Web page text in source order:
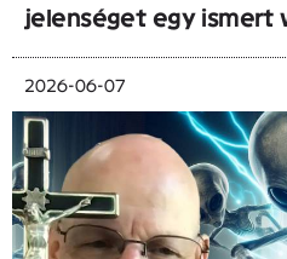
jelenséget egy ismert
2026-06-07